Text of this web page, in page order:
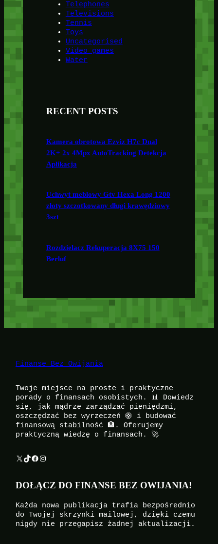
Telephones
Televisions
Tennis
Toys
Uncategorised
Video games
Water
RECENT POSTS
Kamera obrotowa Ezviz H7c Dual
2K+ 2x 4Mpx AutoTracking Detekcja
Aplikacja
Uchwyt meblowy Gtv Hexa Long 1200
złoty szczotkowany długi krawędziowy
3szt
Rozdzielacz Rekuperacja 8X75 150
Berluf
Finanse Bez Owijania
Twoje miejsce na proste i praktyczne
porady o finansach osobistych. 📊 Dowiedz
się, jak mądrze zarządzać pieniędzmi,
oszczędzać bez wyrzeczeń 🛟 i budować
finansową stabilność 🏦. Oferujemy
praktyczną wiedzę o finansach. 🚀
X TikTok Facebook Instagram
DOŁĄCZ DO FINANSE BEZ OWIJANIA!
Każda nowa publikacja trafia bezpośrednio
do Twojej skrzynki mailowej, dzięki czemu
nigdy nie przegapisz żadnej aktualizacji.